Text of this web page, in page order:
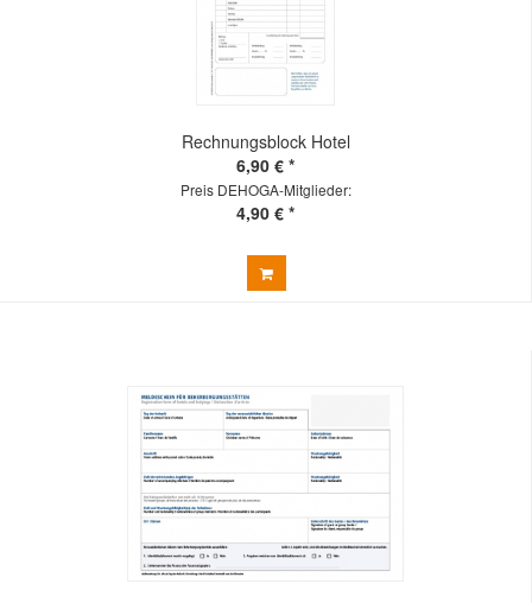
Rechnungsblock Hotel
6,90 € *
Preis DEHOGA-Mitglieder:
4,90 € *